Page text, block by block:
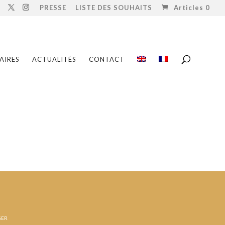
PRESSE LISTE DES SOUHAITS Articles 0
ACTUALITÉS CONTACT